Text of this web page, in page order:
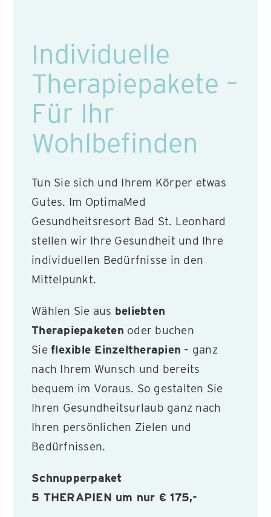
Individuelle
Therapiepakete –
Für Ihr
Wohlbefinden
Tun Sie sich und Ihrem Körper etwas
Gutes. Im OptimaMed
Gesundheitsresort Bad St. Leonhard
stellen wir Ihre Gesundheit und Ihre
individuellen Bedürfnisse in den
Mittelpunkt.
Wählen Sie aus beliebten
Therapiepaketen oder buchen
Sieflexible Einzeltherapien – ganz
nach Ihrem Wunsch und bereits
bequem im Voraus. So gestalten Sie
Ihren Gesundheitsurlaub ganz nach
Ihren persönlichen Zielen und
Bedürfnissen.
Schnupperpaket
5 THERAPIEN um nur € 175,-